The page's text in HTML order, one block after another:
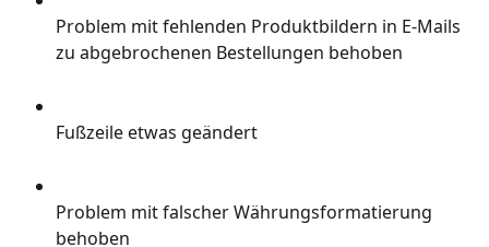
Problem mit fehlenden Produktbildern in E-Mails
zu abgebrochenen Bestellungen behoben
Fußzeile etwas geändert
Problem mit falscher Währungsformatierung
behoben